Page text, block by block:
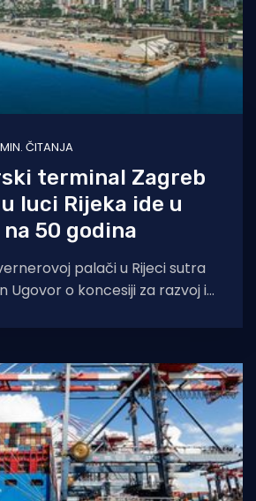
MIN. ČITANJA
terminal Zagreb
u luci Rijeka ide u
50 godina
palači u Rijeci sutra
Ugovor o koncesiji za razvoj i